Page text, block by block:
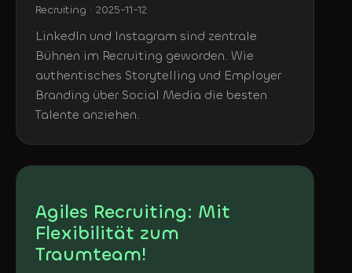
Recruiting · 2025-11-12
LinkedIn und Instagram sind zentrale
Bühnen im Recruiting geworden. Wie
authentisches Storytelling und Employer
Branding über Social Media die besten
Talente anziehen.
Agiles Recruiting: Mit
Flexibilität zum
Traumteam!